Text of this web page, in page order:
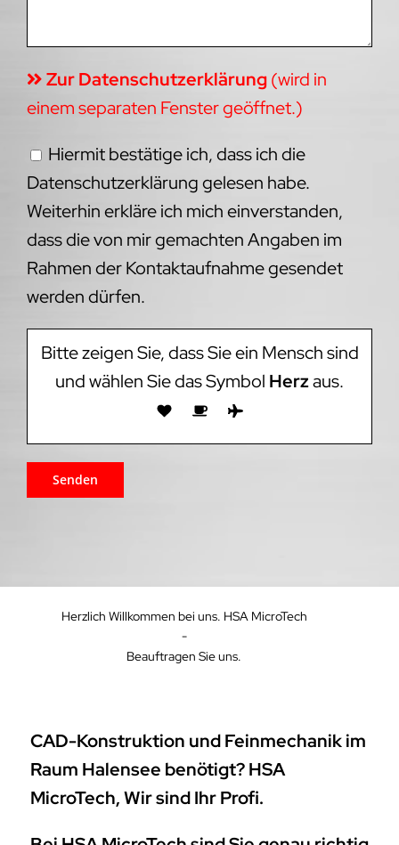
Zur Datenschutzerklärung(wird in
einem separaten Fenster geöffnet.)
Hiermit bestätige ich, dass ich die
Datenschutzerklärung gelesen habe.
Weiterhin erkläre ich mich einverstanden,
dass die von mir gemachten Angaben im
Rahmen der Kontaktaufnahme gesendet
werden dürfen.
Bitte zeigen Sie, dass Sie ein Mensch sind
und wählen Sie das Symbol Herzaus.
Herzlich Willkommen bei uns. HSA MicroTech
-
Beauftragen Sie uns.
CAD-Konstruktion und Feinmechanik im
Raum Halensee benötigt? HSA
MicroTech, Wir sind Ihr Profi.